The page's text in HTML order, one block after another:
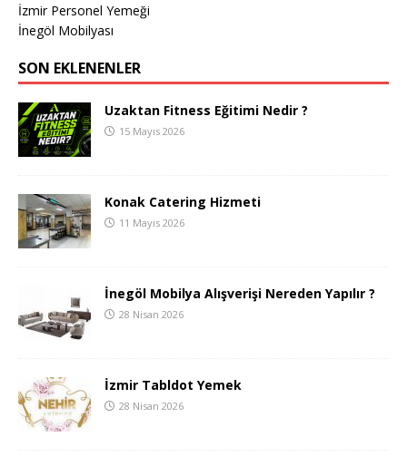
İzmir Personel Yemeği
İnegöl Mobilyası
SON EKLENENLER
Uzaktan Fitness Eğitimi Nedir ?
15 Mayıs 2026
Konak Catering Hizmeti
11 Mayıs 2026
İnegöl Mobilya Alışverişi Nereden Yapılır ?
28 Nisan 2026
İzmir Tabldot Yemek
28 Nisan 2026